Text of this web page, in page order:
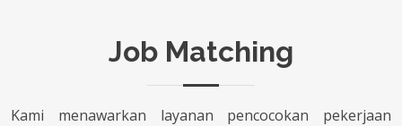
Job Matching
Kami menawarkan layanan pencocokan pekerjaan